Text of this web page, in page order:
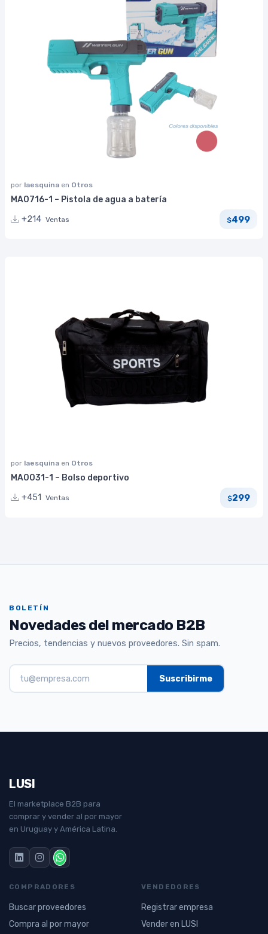
por laesquina en Otros
MA0716-1 – Pistola de agua a batería
+214 Ventas $499
por laesquina en Otros
MA0031-1 – Bolso deportivo
+451 Ventas $299
BOLETÍN
Novedades del mercado B2B
Precios, tendencias y nuevos proveedores. Sin spam.
LUSI
El marketplace B2B para
comprar y vender al por mayor
en Uruguay y América Latina.
COMPRADORES
Buscar proveedores
Compra al por mayor
VENDEDORES
Registrar empresa
Vender en LUSI